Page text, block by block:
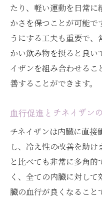
たり、軽い運動を日常
かさを保つことが可能で
うにする工夫も重要で
かい飲み物を摂ると良い
イザンを組み合わせる
善することができます。
血行促進とチネイザン
チネイザンは内臓に直
し、冷え性の改善を助
と比べても非常に多角
く、全ての内臓に対し
臓の血行が良くなること